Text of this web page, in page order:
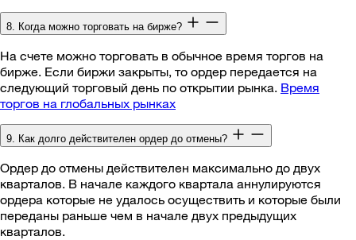
8. Когда можно торговать на бирже?
На счете можно торговать в обычное время торгов на
бирже. Если биржи закрыты, то ордер передается на
следующий торговый день по открытии рынка. Время
торгов на глобальных рынках
9. Как долго действителен ордер до отмены?
Ордер до отмены действителен максимально до двух
кварталов. В начале каждого квартала аннулируются
ордера которые не удалось осуществить и которые были
переданы раньше чем в начале двух предыдущих
кварталов.